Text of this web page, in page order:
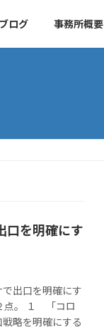
ブログ 事務所概要
口を明確にす
出口を明確にす
点。 １ 「コロ
略を明確にする